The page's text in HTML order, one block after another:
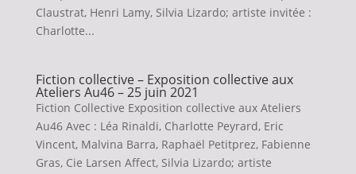
Claustrat, Henri Lamy, Silvia Lizardo; artiste invitée :
Charlotte...
Fiction collective – Exposition collective aux
Ateliers Au46 – 25 juin 2021
Fiction Collective Exposition collective aux Ateliers
Au46 Avec : Léa Rinaldi, Charlotte Peyrard, Eric
Vincent, Malvina Barra, Raphaël Petitprez, Fabienne
Gras, Cie Larsen Affect, Silvia Lizardo; artiste